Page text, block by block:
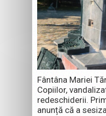
Fântâna Mariei
Copiilor,
redeschiderii.
anunță că a